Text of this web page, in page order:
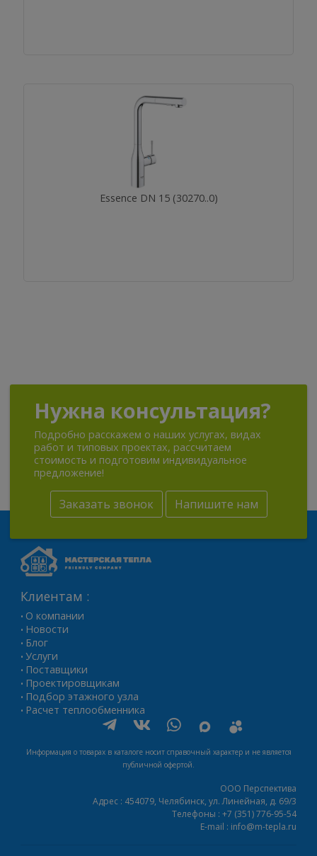
Essence DN 15 (30270..0)
Нужна консультация?
Подробно расскажем о наших услугах, видах
работ и типовых проектах, рассчитаем
стоимость и подготовим индивидуальное
предложение!
Заказать звонок Напишите нам
Клиентам :
• О компании
• Новости
• Блог
• Услуги
• Поставщики
• Проектировщикам
• Подбор этажного узла
• Расчет теплообменника
Информация о товарах в каталоге носит справочный характер и не является
публичной офертой.
ООО Перспектива
Адрес : 454079, Челябинск, ул. Линейная, д. 69/3
Телефоны : +7 (351) 776-95-54
E-mail : info@m-tepla.ru